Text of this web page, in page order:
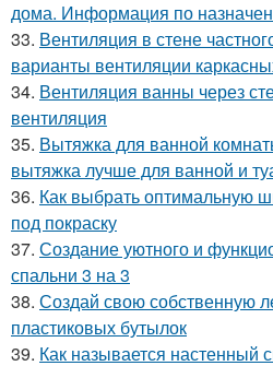
дома. Информация по
33. Вентиляция в стене
варианты вентиляции
34. Вентиляция ванны через
вентиляция
35. Вытяжка для ванной
вытяжка лучше для ванной и
36. Как выбрать оптимальную
под покраску
37. Создание уютного и
спальни 3 на 3
38. Создай свою собственную
пластиковых бутылок
39. Как называется настенный